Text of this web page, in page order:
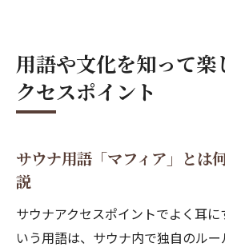
用語や文化を知って楽
クセスポイント
サウナ用語「マフィア」とは
説
サウナアクセスポイントでよく耳
いう用語は、サウナ内で独自のル